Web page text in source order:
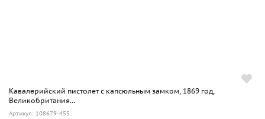
Кавалерийский пистолет с капсюльным замком, 1869 год,
Великобритания...
Артикул: 108679-455